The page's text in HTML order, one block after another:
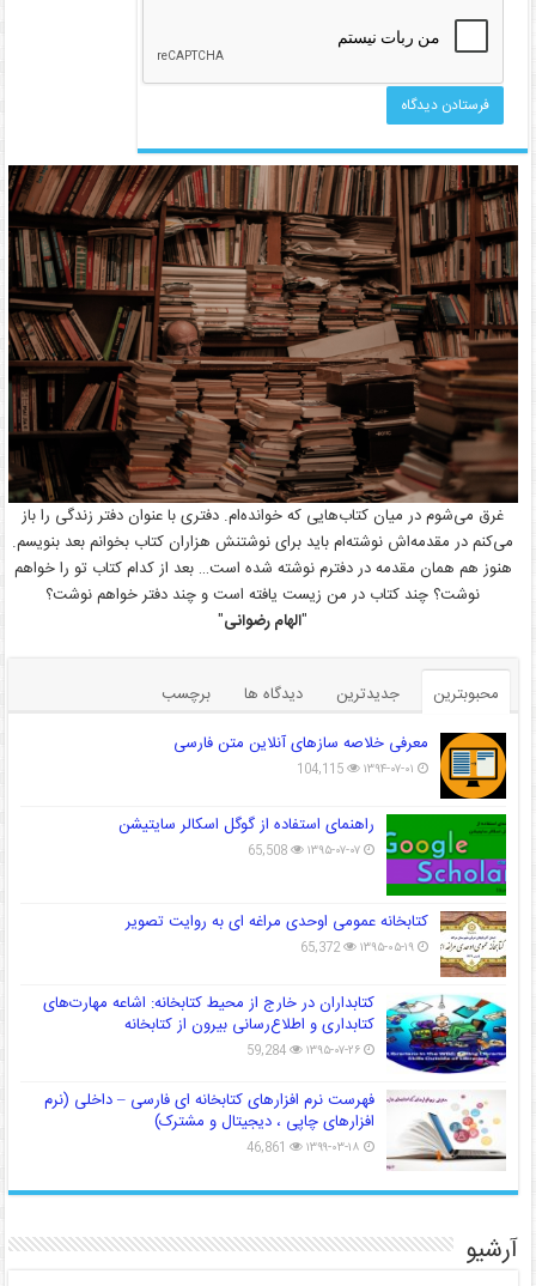
غرق می‌شوم در میان کتاب‌هایی که خوانده‌ام. دفتری با عنوان دفتر زندگی را باز
می‌کنم در مقدمه‌اش نوشته‌ام باید برای نوشتنش هزاران کتاب بخوانم بعد بنویسم.
هنوز هم همان مقدمه در دفترم نوشته شده است… بعد از کدام کتاب تو را خواهم
نوشت؟ چند کتاب در من زیست یافته است و چند دفتر خواهم نوشت؟
"الهام رضوانی"
محبوبترین جدیدترین دیدگاه ها
برچسب
معرفی خلاصه سازهای آنلاین متن فارسی
۱۳۹۴-۰۷-۰۱ 104,115
راهنمای استفاده از گوگل اسکالر سایتیشن
۱۳۹۵-۰۷-۰۷ 65,508
کتابخانه عمومی اوحدی مراغه ای به روایت تصویر
۱۳۹۵-۰۵-۱۹ 65,372
کتابداران در خارج از محیط کتابخانه: اشاعه مهارت‌های
کتابداری و اطلاع‌رسانی بیرون از کتابخانه
۱۳۹۵-۰۷-۲۶ 59,284
فهرست نرم افزارهای کتابخانه ای فارسی – داخلی (نرم
افزارهای چاپی ، دیجیتال و مشترک)
۱۳۹۹-۰۳-۱۸ 46,861
آرشیو